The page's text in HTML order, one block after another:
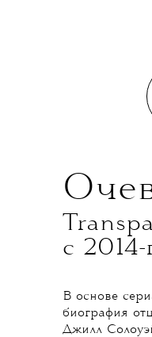
с 2014-
В основе
биография
Джилл